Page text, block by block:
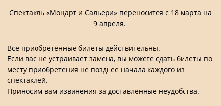
Спектакль «Моцарт и Сальери» переносится с 18 марта на
9 апреля.
Все приобретенные билеты действительны.
Если вас не устраивает замена, вы можете сдать билеты по
месту приобретения не позднее начала каждого из
спектаклей.
Приносим вам извинения за доставленные неудобства.